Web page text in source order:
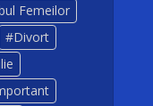
Femeilor
Divort